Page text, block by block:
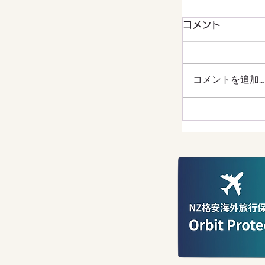
わいい雛
コメント
コメントを追加…